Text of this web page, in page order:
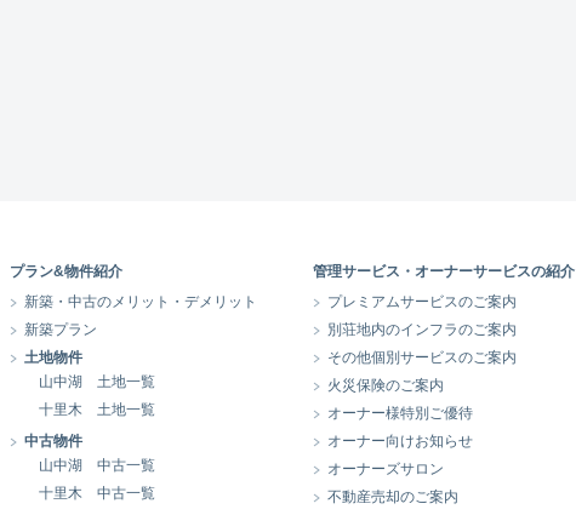
プラン&物件紹介
新築・中古のメリット・デメリット
新築プラン
土地物件
山中湖 土地一覧
十里木 土地一覧
中古物件
山中湖 中古一覧
十里木 中古一覧
管理サービス・オーナーサービスの紹介
プレミアムサービスのご案内
別荘地内のインフラのご案内
その他個別サービスのご案内
火災保険のご案内
オーナー様特別ご優待
オーナー向けお知らせ
オーナーズサロン
不動産売却のご案内